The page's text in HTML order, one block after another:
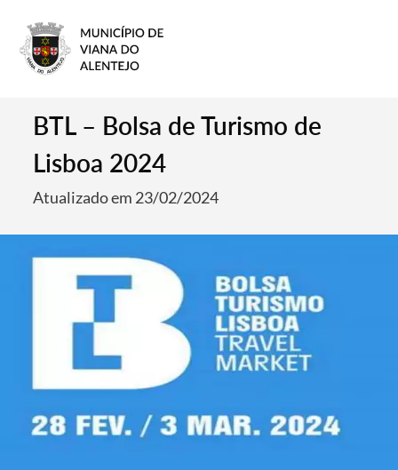
BTL – Bolsa de Turismo de
Lisboa 2024
Atualizado em 23/02/2024